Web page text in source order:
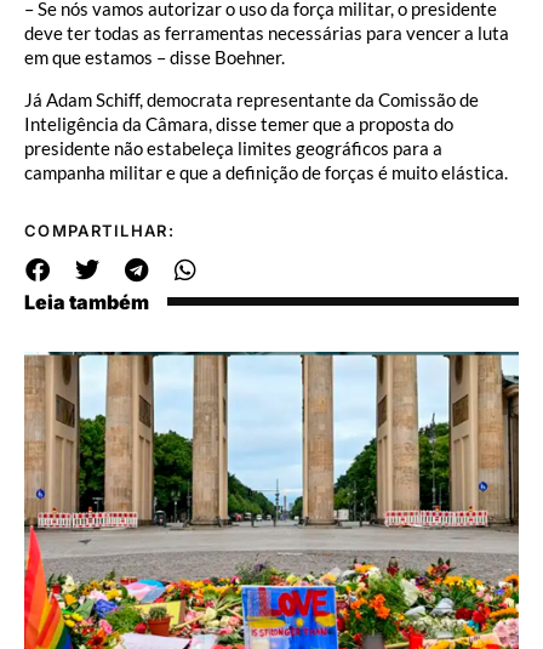
– Se nós vamos autorizar o uso da força militar, o presidente
deve ter todas as ferramentas necessárias para vencer a luta
em que estamos – disse Boehner.
Já Adam Schiff, democrata representante da Comissão de
Inteligência da Câmara, disse temer que a proposta do
presidente não estabeleça limites geográficos para a
campanha militar e que a definição de forças é muito elástica.
COMPARTILHAR:
Leia também